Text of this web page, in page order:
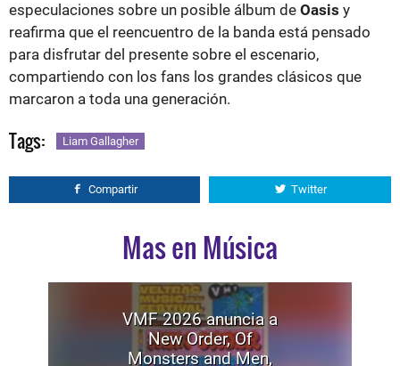
especulaciones sobre un posible álbum de Oasis y
reafirma que el reencuentro de la banda está pensado
para disfrutar del presente sobre el escenario,
compartiendo con los fans los grandes clásicos que
marcaron a toda una generación.
Tags: Liam Gallagher
Compartir Twitter
Mas en Música
VMF 2026 anuncia a
New Order, Of
Monsters and Men,